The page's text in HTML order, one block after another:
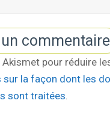
pour réduire
sur la façon dont les
sont traitées